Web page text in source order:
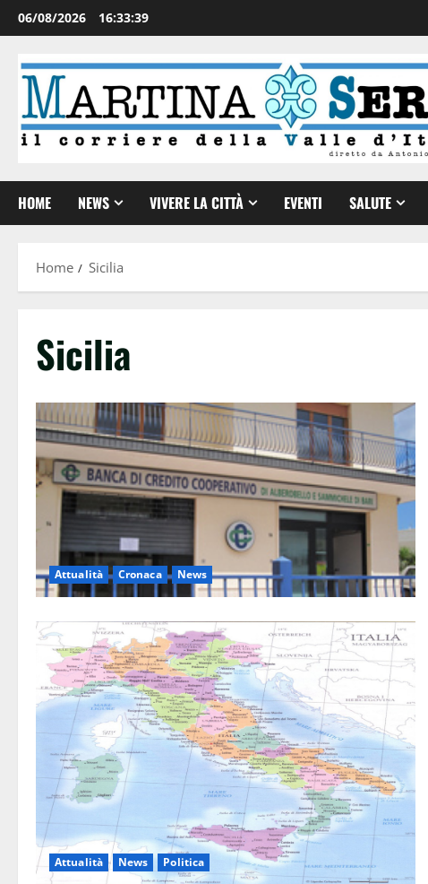
06/08/2026 16:33:40
HOME NEWS VIVERE LA CITTÀ EVENTI SALUTE
Home Sicilia
Sicilia
Attualità Cronaca News
Attualità News Politica